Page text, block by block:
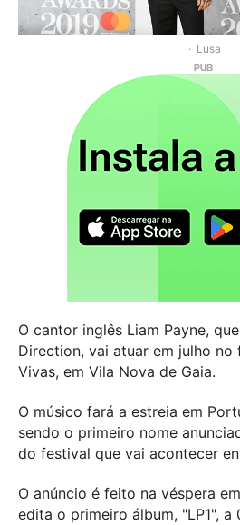
Lusa
O cantor inglês Liam Payne,
Direction, vai atuar em julho no
Vivas, em Vila Nova de Gaia.
O músico fará a estreia em
sendo o primeiro nome
do festival que vai acontecer
O anúncio é feito na véspera
edita o primeiro álbum, "LP1", a